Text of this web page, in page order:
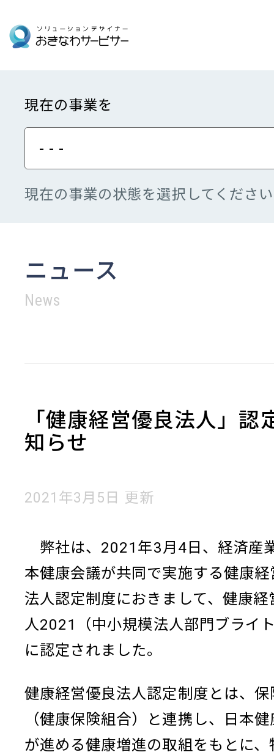
現在の事業を
- - -
現在の事業の状態を選択してくださ
ニュース
News
「健康経営優良法人」認
知らせ
2021年3月5日 更新
弊社は、2021年3月4日、経済産
本健康会議が共同で実施する健康経
法人認定制度におきまして、健康経
人2021（中小規模法人部門ブライ
に認定されました。
健康経営優良法人認定制度とは、保
（健康保険組合）と連携し、日本
が進める健康増進の取組をもとに、